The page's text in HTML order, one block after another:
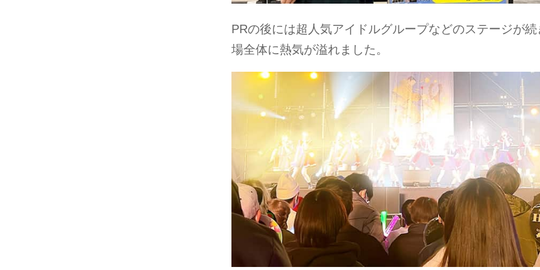
PRの後には超人気アイドルグループなどのステージが
場全体に熱気が溢れました。